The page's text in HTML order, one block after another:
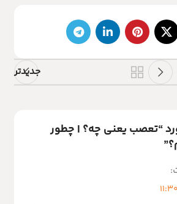
جدیدتر
“تعصب یعنی چه؟ | چطور
”